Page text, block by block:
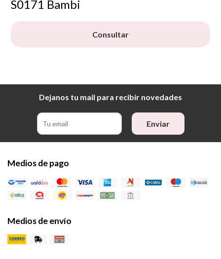
S0171 Bambi
Consultar
Dejanos tu mail para recibir novedades
Enviar
Medios de pago
Medios de envío